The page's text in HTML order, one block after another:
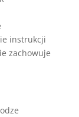
instrukcji
zachowuje